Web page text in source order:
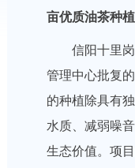
亩优质油茶种
信阳十里
管理中心批复
的种植除具有
水质、减弱噪
生态价值。项